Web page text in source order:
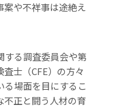
や不祥事は途絶え
する調査委員会や第
士（CFE）の方々
る場面を目にするこ
不正と闘う人材の育